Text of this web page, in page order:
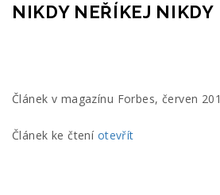
NIKDY NEŘÍKEJ NIKDY
Článek v magazínu Forbes, červen
Článek ke čtení otevřít